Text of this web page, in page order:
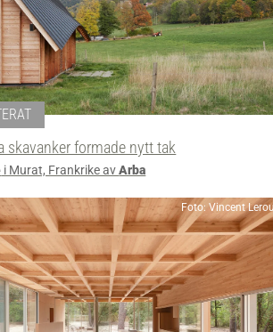
skavanker formade nytt tak
i Murat, Frankrike avArba
Foto: Vincent